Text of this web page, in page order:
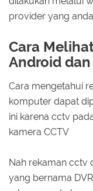
provider yang
Cara
Android
Cara mengetahui
komputer dapat
ini karena cctv
kamera CCTV
Nah rekaman cctv
yang bernama